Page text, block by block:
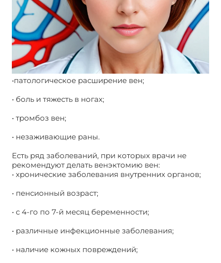
•патологическое расширение вен;
• боль и тяжесть в ногах;
• тромбоз вен;
• незаживающие раны.
Есть ряд заболеваний, при которых врачи не
рекомендуют делать венэктомию вен:
• хронические заболевания внутренних органов;
• пенсионный возраст;
• с 4-го по 7-й месяц беременности;
• различные инфекционные заболевания;
• наличие кожных повреждений;